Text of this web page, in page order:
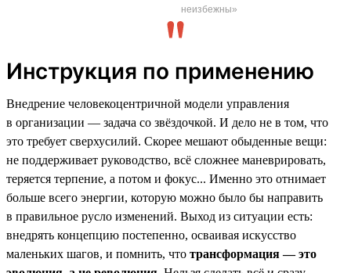
неизбежны»
Инструкция по применению
Внедрение человекоцентричной модели управления
в организации — задача со звёздочкой. И дело не в том, что
это требует сверхусилий. Скорее мешают обыденные вещи:
не поддерживает руководство, всё сложнее маневрировать,
теряется терпение, а потом и фокус... Именно это отнимает
больше всего энергии, которую можно было бы направить
в правильное русло изменений. Выход из ситуации есть:
внедрять концепцию постепенно, осваивая искусство
маленьких шагов, и помнить, что трансформация — это